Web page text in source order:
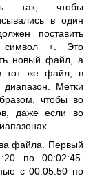
так, чтобы
в один
поставить
символ +. Это
новый файл, а
в тот же файл, в
Метки
чтобы во
даже если во
файла. Первый
по 00:02:45.
с 00:05:50 по